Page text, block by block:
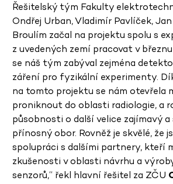
Řešitelský tým Fakulty
Ondřej Urban, Vladimír Pavlíček,
Broulím začal na projektu spolu s
z uvedených zemí pracovat v
se náš tým zabýval zejména
záření pro fyzikální experimenty.
na tomto projektu se nám otevřela
proniknout do oblasti radiologie, a
působnosti o další velice zajímavý
přínosný obor. Rovněž je skvělé, že
spolupráci s dalšími partnery, kteří
zkušenosti v oblasti návrhu a
senzorů,“ řekl hlavní řešitel za ZČU